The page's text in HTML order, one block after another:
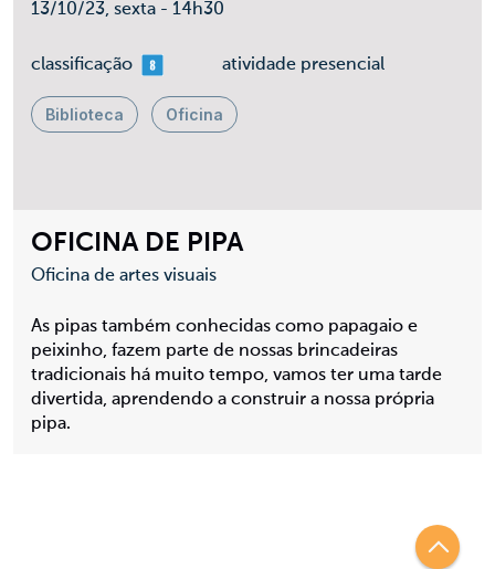
OFICINA DE PIPA
Oficina de artes visuais
As pipas também conhecidas como papagaio e
peixinho, fazem parte de nossas brincadeiras
tradicionais há muito tempo, vamos ter uma tarde
divertida, aprendendo a construir a nossa própria
pipa.
13/10/23, sexta - 14h30
classificaçãomais 08 atividade presencial
Biblioteca Oficina